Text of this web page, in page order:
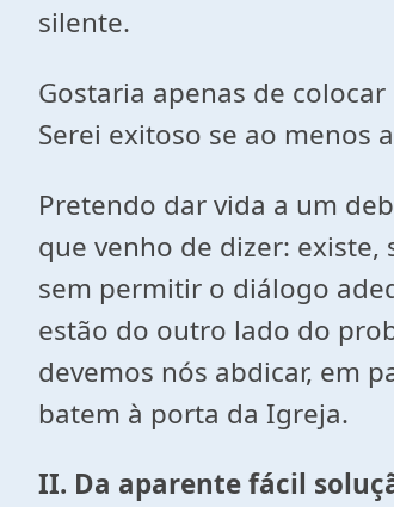
silente.
Gostaria apenas de
Serei exitoso se ao menos
Pretendo dar vida a um
que venho de dizer:
sem permitir o diálogo
estão do outro lado do
devemos nós abdicar, em
batem à porta da Igreja.
II. Da aparente fácil